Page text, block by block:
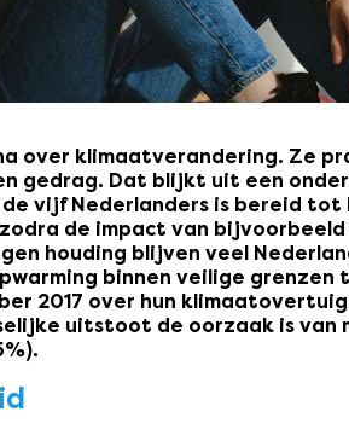
over klimaatverandering. Ze
gedrag. Dat blijkt uit een
vijf Nederlanders is bereid
de impact van
houding blijven veel
binnen veilige grenzen
2017 over hun
uitstoot de oorzaak is van